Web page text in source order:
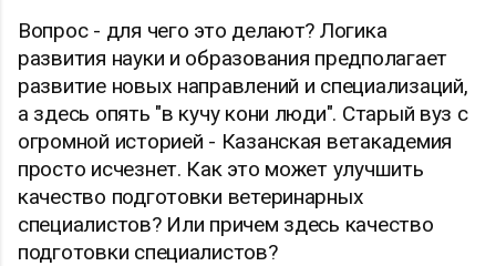
Вопрос - для чего это делают? Логика
развития науки и образования предполагает
развитие новых направлений и специализаций,
а здесь опять "в кучу кони люди". Старый вуз с
огромной историей - Казанская ветакадемия
просто исчезнет. Как это может улучшить
качество подготовки ветеринарных
специалистов? Или причем здесь качество
подготовки специалистов?